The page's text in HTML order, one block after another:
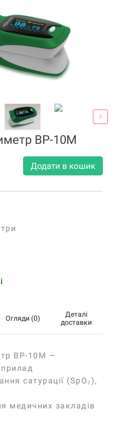
ВP-10M
Додати в кошик
Огляди (0)
Деталі
доставки
ВP-10M —
сатурації (SpO₂),
медичних закладів